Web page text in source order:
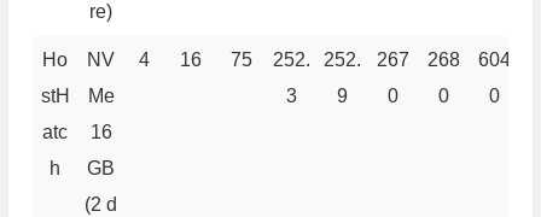
re)
Ho
stH
atc
h
NV
Me
16
GB
(2 d
4 16 75
252.
3
252.
9
267
0
268
0
604
0